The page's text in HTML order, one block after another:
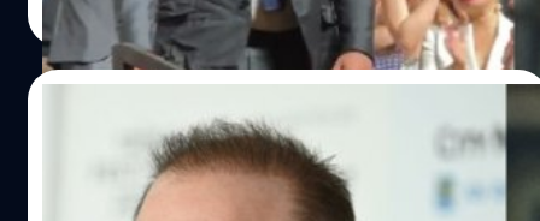
Read More
Brendan Fraser เปิดใจ ถึงความลำบากในการ
ใส่บอดี้สูทแสดง ‘The Whale’